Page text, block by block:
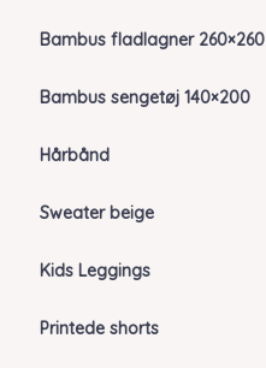
Bambus fladlagner 260×260
Bambus sengetøj 140×200
Hårbånd
Sweater beige
Kids Leggings
Printede shorts